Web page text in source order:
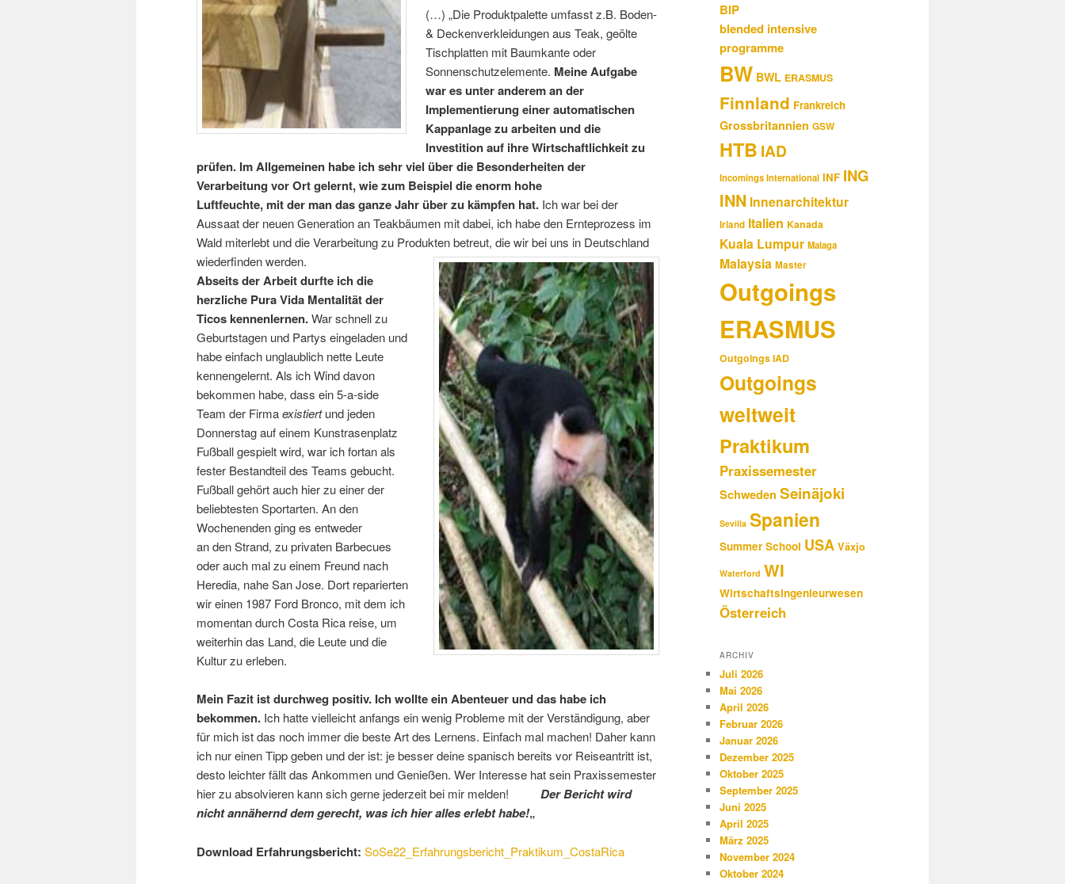
(…) „Die Produktpalette umfasst z.B. Boden-
& Deckenverkleidungen aus Teak, geölte
Tischplatten mit Baumkante oder
Sonnenschutzelemente. Meine Aufgabe
war es unter anderem an der
Implementierung einer automatischen
Kappanlage zu arbeiten und die
Investition auf ihre Wirtschaftlichkeit zu
prüfen. Im Allgemeinen habe ich sehr viel über die Besonderheiten der
Verarbeitung vor Ort gelernt, wie zum Beispiel die enorm hohe
Luftfeuchte, mit der man das ganze Jahr über zu kämpfen hat. Ich war bei der
Aussaat der neuen Generation an Teakbäumen mit dabei, ich habe den Ernteprozess im
Wald miterlebt und die Verarbeitung zu Produkten betreut, die wir bei uns in Deutschland
wiederfinden werden.
Abseits der Arbeit durfte ich die
herzliche Pura Vida Mentalität der
Ticos kennenlernen.War schnell zu
Geburtstagen und Partys eingeladen und
habe einfach unglaublich nette Leute
kennengelernt. Als ich Wind davon
bekommen habe, dass ein 5-a-side
Team der Firmaexistiertund jeden
Donnerstag auf einem Kunstrasenplatz
Fußball gespielt wird, war ich fortan als
fester Bestandteil des Teams gebucht.
Fußball gehört auch hier zu einer der
beliebtesten Sportarten. An den
Wochenenden ging es entweder
an den Strand, zu privaten Barbecues
oder auch mal zu einem Freund nach
Heredia, nahe San Jose. Dort reparierten
wir einen 1987 Ford Bronco, mit dem ich
momentan durch Costa Rica reise, um
weiterhin das Land, die Leute und die
Kultur zu erleben.
Mein Fazit ist durchweg positiv. Ich wollte ein Abenteuer und das habe ich
bekommen. Ich hatte vielleicht anfangs ein wenig Probleme mit der Verständigung, aber
für mich ist das noch immer die beste Art des Lernens. Einfach mal machen! Daher kann
ich nur einen Tipp geben und der ist: je besser deine spanisch bereits vor Reiseantritt ist,
desto leichter fällt das Ankommen und Genießen. Wer Interesse hat sein Praxissemester
hier zu absolvieren kann sich gerne jederzeit bei mir melden! Der Bericht wird
nichtannähernd dem gerecht, was ich hier alles erlebt habe!„
Download Erfahrungsbericht: SoSe22_Erfahrungsbericht_Praktikum_CostaRica
BIP
blended intensive
programme
BW BWL ERASMUS
Finnland Frankreich
Grossbritannien GSW
HTB IAD
Incomings International INF ING
INN Innenarchitektur
Irland Italien Kanada
Kuala Lumpur Malaga
Malaysia Master
Outgoings
ERASMUS
Outgoings IAD
Outgoings
weltweit
Praktikum
Praxissemester
Schweden Seinäjoki
Sevilla Spanien
Summer School USA Växjo
Waterford WI
Wirtschaftsingenieurwesen
Österreich
ARCHIV
Juli 2026
Mai 2026
April 2026
Februar 2026
Januar 2026
Dezember 2025
Oktober 2025
September 2025
Juni 2025
April 2025
März 2025
November 2024
Oktober 2024